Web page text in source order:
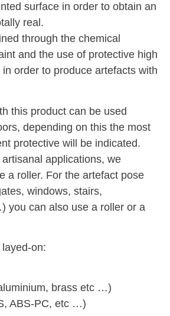
surface in order to obtain an
real.
through the chemical
and the use of protective high
order to produce artefacts with
this product can be used
depending on this the most
protective will be indicated.
applications, we
a roller. For the artefact pose
windows, stairs,
you can also use a roller or a
on:
brass etc …)
ABS-PC, etc …)